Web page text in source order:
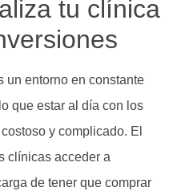
tu clínica
un entorno en constante
que estar al día con los
y complicado. El
clínicas acceder a
de tener que comprar